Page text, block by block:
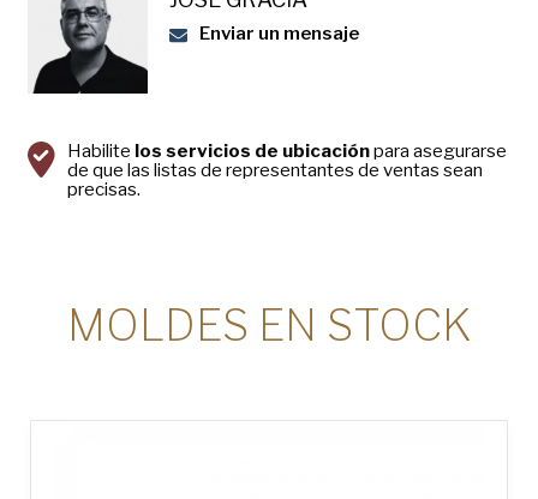
Enviar un mensaje
Habilite los servicios de ubicaciónpara asegurarse
de que las listas de representantes de ventas sean
precisas.
MOLDES EN STOCK